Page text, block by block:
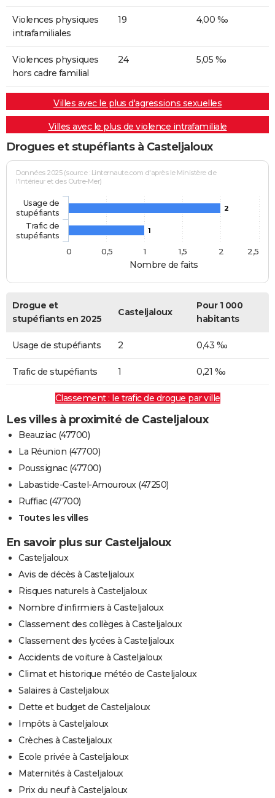
Violences physiques
intrafamiliales
19 4,00 ‰
Violences physiques
hors cadre familial
24 5,05 ‰
Villes avec le plus d'agressions sexuelles
Villes avec le plus de violence intrafamiliale
Drogues et stupéfiants à Casteljaloux
Nombre de faits
Données 2025 (source : Linternaute.com d'après le Ministère de
l'Intérieur et des Outre-Mer)
2
1
Usage de
stupéfiants
Trafic de
stupéfiants
0
0,5 1 1,5 2 2,5
Drogue et
stupéfiants en 2025
Casteljaloux
Pour 1 000
habitants
Usage de stupéfiants 2 0,43 ‰
Trafic de stupéfiants 1 0,21 ‰
Classement : le trafic de drogue par ville
Les villes à proximité de Casteljaloux
Beauziac (47700)
La Réunion (47700)
Poussignac (47700)
Labastide-Castel-Amouroux (47250)
Ruffiac (47700)
Toutes les villes
En savoir plus sur Casteljaloux
Casteljaloux
Avis de décès à Casteljaloux
Risques naturels à Casteljaloux
Nombre d'infirmiers à Casteljaloux
Classement des collèges à Casteljaloux
Classement des lycées à Casteljaloux
Accidents de voiture à Casteljaloux
Climat et historique météo de Casteljaloux
Salaires à Casteljaloux
Dette et budget de Casteljaloux
Impôts à Casteljaloux
Crèches à Casteljaloux
Ecole privée à Casteljaloux
Maternités à Casteljaloux
Prix du neuf à Casteljaloux